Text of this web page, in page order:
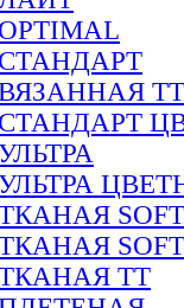
СТАНДАРТ
ВЯЗАННАЯ
СТАНДАРТ
УЛЬТРА
УЛЬТРА
ТКАНАЯ SOFT
ТКАНАЯ
ТКАНАЯ ТТ